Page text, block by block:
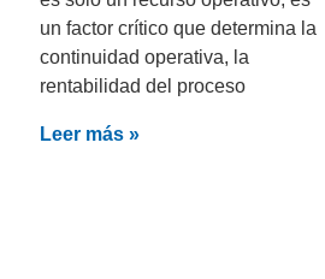
un factor crítico que determina la
continuidad operativa, la
rentabilidad del proceso
Leer más »